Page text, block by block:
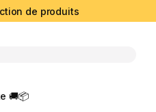
de produits
🚚📦